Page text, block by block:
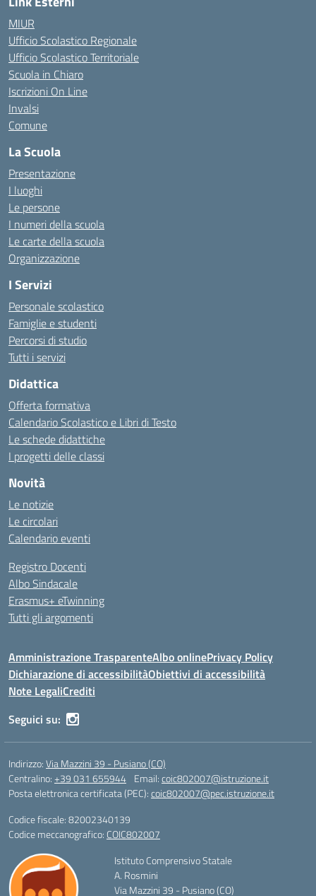
MIUR
Ufficio Scolastico Regionale
Ufficio Scolastico Territoriale
Scuola in Chiaro
Iscrizioni On Line
Invalsi
Comune
La Scuola
Presentazione
I luoghi
Le persone
I numeri della scuola
Le carte della scuola
Organizzazione
I Servizi
Personale scolastico
Famiglie e studenti
Percorsi di studio
Tutti i servizi
Didattica
Offerta formativa
Calendario Scolastico e Libri di Testo
Le schede didattiche
I progetti delle classi
Novità
Le notizie
Le circolari
Calendario eventi
Registro Docenti
Albo Sindacale
Erasmus+ eTwinning
Tutti gli argomenti
Amministrazione TrasparenteAlbo onlinePrivacy Policy
Dichiarazione di accessibilitàObiettivi di accessibilità
Note LegaliCrediti
Seguici su:
Indirizzo:Via Mazzini 39 - Pusiano (CO)
Centralino:+39 031 655944 Email:coic802007@istruzione.it
Posta elettronica certificata (PEC):coic802007@pec.istruzione.it
Codice fiscale: 82002340139
Codice meccanografico: COIC802007
Istituto Comprensivo Statale
A. Rosmini
Via Mazzini 39 - Pusiano (CO)